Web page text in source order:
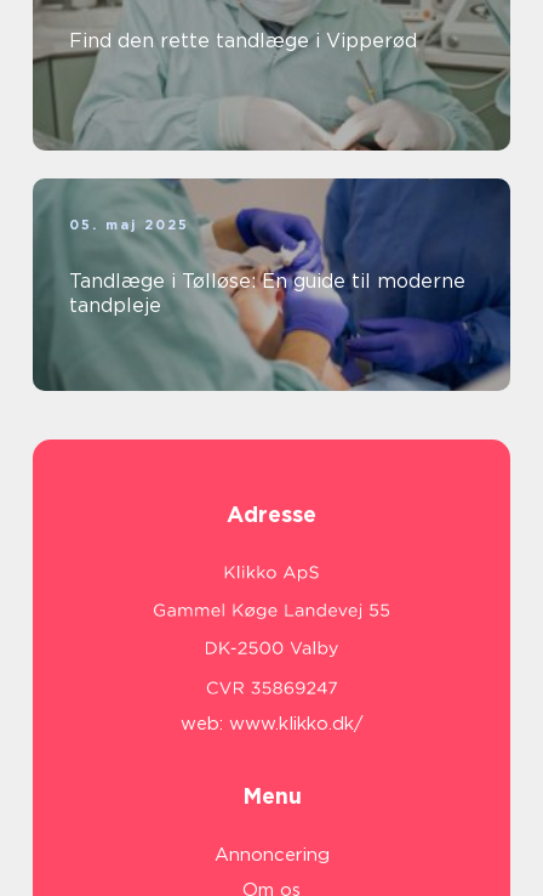
Find den rette tandlæge i Vipperød
05. maj 2025
Tandlæge i Tølløse: En guide til moderne
tandpleje
Adresse
web: www.klikko.dk/
Menu
Annoncering
Om os